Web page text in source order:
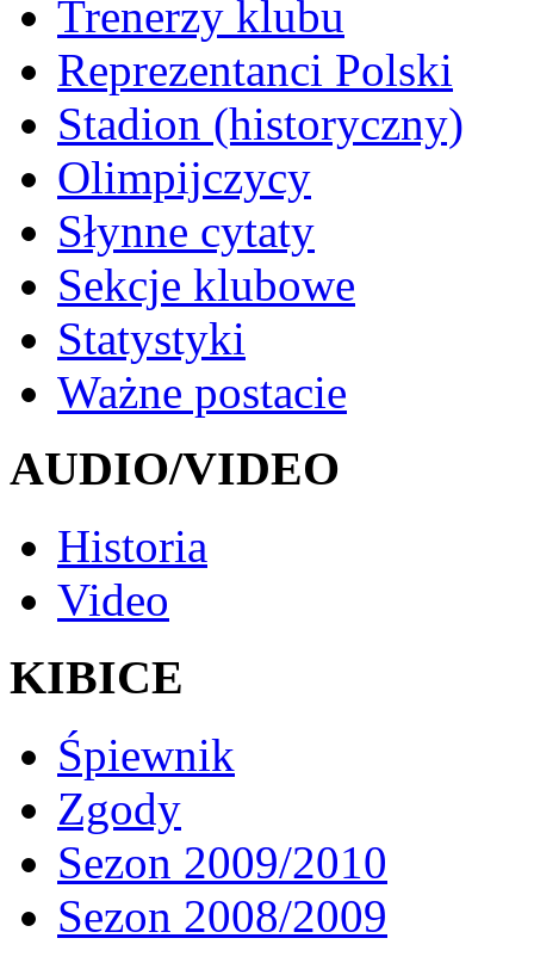
Trenerzy klubu
Reprezentanci Polski
Stadion (historyczny)
Olimpijczycy
Słynne cytaty
Sekcje klubowe
Statystyki
Ważne postacie
AUDIO/VIDEO
Historia
Video
KIBICE
Śpiewnik
Zgody
Sezon 2009/2010
Sezon 2008/2009